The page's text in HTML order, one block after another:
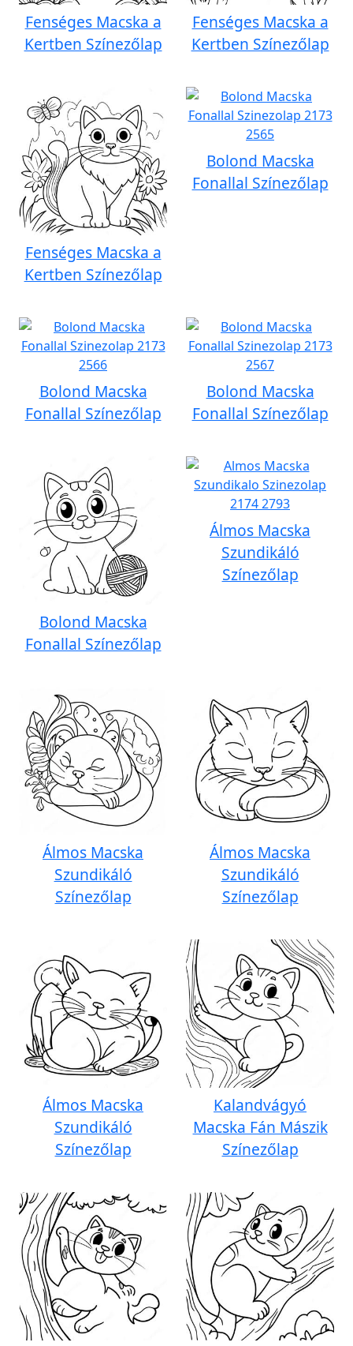
Fenséges Macska a
Kertben Színezőlap
Fenséges Macska a
Kertben Színezőlap
Fenséges Macska a
Kertben Színezőlap
Bolond Macska
Fonallal Színezőlap
Bolond Macska
Fonallal Színezőlap
Bolond Macska
Fonallal Színezőlap
Bolond Macska
Fonallal Színezőlap
Álmos Macska
Szundikáló
Színezőlap
Álmos Macska
Szundikáló
Színezőlap
Álmos Macska
Szundikáló
Színezőlap
Álmos Macska
Szundikáló
Színezőlap
Kalandvágyó
Macska Fán Mászik
Színezőlap